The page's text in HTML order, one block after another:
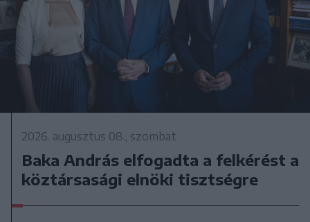
2026. augusztus 08., szombat
Baka András elfogadta a felkérést a
köztársasági elnöki tisztségre